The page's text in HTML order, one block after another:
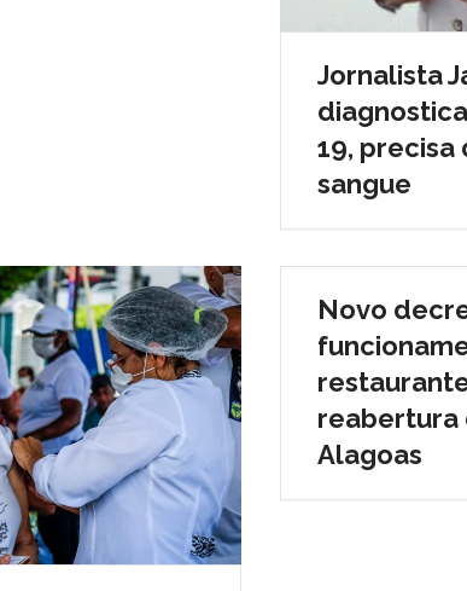
Jornalista
19, precisa
sangue
Novo
reabertura
Alagoas